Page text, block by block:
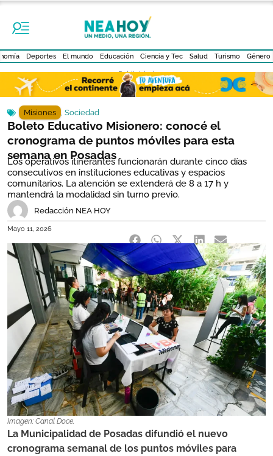
Deportes El mundo Educación Ciencia y Tec Salud Turismo Género
- Publicidad -
Misiones , Sociedad
Boleto Educativo Misionero: conocé el
cronograma de puntos móviles para esta
semana en Posadas
Los operativos itinerantes funcionarán durante cinco días
consecutivos en instituciones educativas y espacios
comunitarios. La atención se extenderá de 8 a 17 h y
mantendrá la modalidad sin turno previo.
Redacción NEA HOY
Mayo 11, 2026
Imagen: Canal Doce.
La Municipalidad de Posadas difundió el nuevo
cronograma semanal de los puntos móviles para